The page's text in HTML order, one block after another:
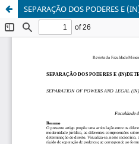
SEPARAÇÃO DOS PODERES E